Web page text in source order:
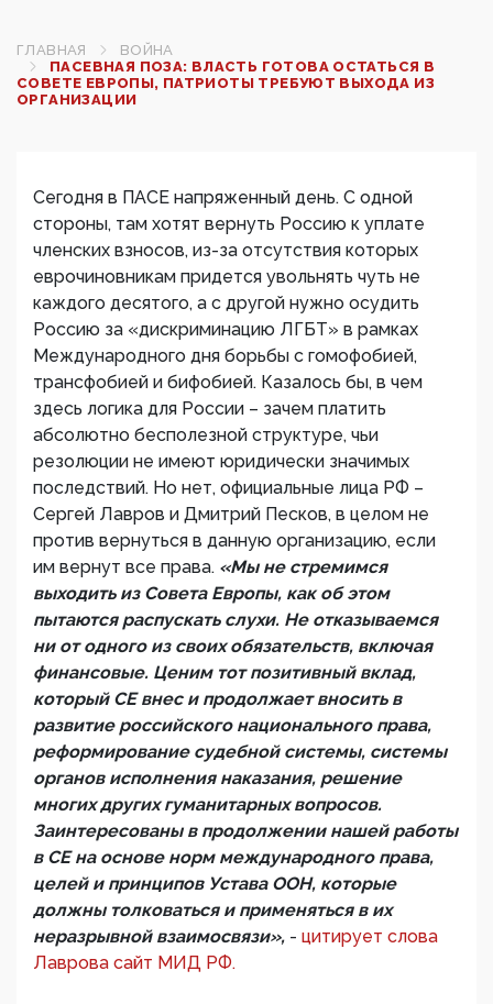
ГЛАВНАЯ
ВОЙНА
ПАСЕВНАЯ ПОЗА: ВЛАСТЬ ГОТОВА ОСТАТЬСЯ В
СОВЕТЕ ЕВРОПЫ, ПАТРИОТЫ ТРЕБУЮТ ВЫХОДА ИЗ
ОРГАНИЗАЦИИ
Сегодня в ПАСЕ напряженный день. С одной
стороны, там хотят вернуть Россию к уплате
членских взносов, из-за отсутствия которых
еврочиновникам придется увольнять чуть не
каждого десятого, а с другой нужно осудить
Россию за «дискриминацию ЛГБТ» в рамках
Международного дня борьбы с гомофобией,
трансфобией и бифобией. Казалось бы, в чем
здесь логика для России – зачем платить
абсолютно бесполезной структуре, чьи
резолюции не имеют юридически значимых
последствий. Но нет, официальные лица РФ –
Сергей Лавров и Дмитрий Песков, в целом не
против вернуться в данную организацию, если
им вернут все права. «Мы не стремимся
выходить из Совета Европы, как об этом
пытаются распускать слухи. Не отказываемся
ни от одного из своих обязательств, включая
финансовые. Ценим тот позитивный вклад,
который СЕ внес и продолжает вносить в
развитие российского национального права,
реформирование судебной системы, системы
органов исполнения наказания, решение
многих других гуманитарных вопросов.
Заинтересованы в продолжении нашей работы
в СЕ на основе норм международного права,
целей и принципов Устава ООН, которые
должны толковаться и применяться в их
неразрывной взаимосвязи», - цитирует слова
Лаврова сайт МИД РФ.